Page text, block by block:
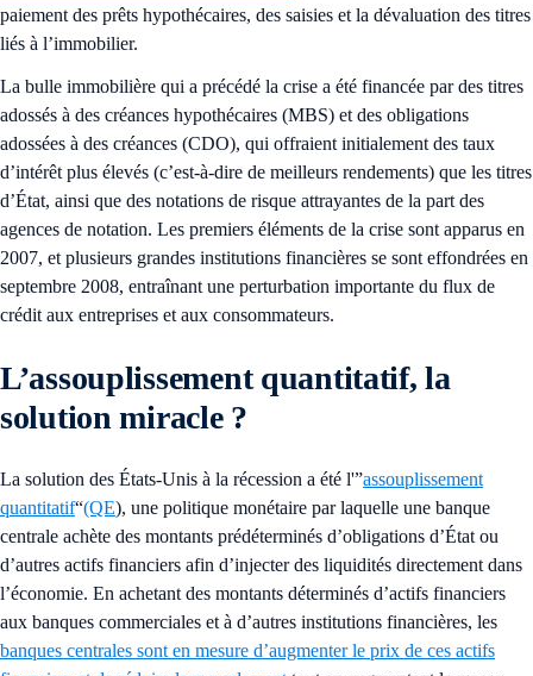
paiement des prêts hypothécaires, des saisies et la dévaluation des titres
liés à l’immobilier.
La bulle immobilière qui a précédé la crise a été financée par des titres
adossés à des créances hypothécaires (MBS) et des obligations
adossées à des créances (CDO), qui offraient initialement des taux
d’intérêt plus élevés (c’est-à-dire de meilleurs rendements) que les titres
d’État, ainsi que des notations de risque attrayantes de la part des
agences de notation. Les premiers éléments de la crise sont apparus en
2007, et plusieurs grandes institutions financières se sont effondrées en
septembre 2008, entraînant une perturbation importante du flux de
crédit aux entreprises et aux consommateurs.
L’assouplissement quantitatif, la
solution miracle ?
La solution des États-Unis à la récession a été l'”assouplissement
quantitatif“(QE), une politique monétaire par laquelle une banque
centrale achète des montants prédéterminés d’obligations d’État ou
d’autres actifs financiers afin d’injecter des liquidités directement dans
l’économie. En achetant des montants déterminés d’actifs financiers
aux banques commerciales et à d’autres institutions financières, les
banques centrales sont en mesure d’augmenter le prix de ces actifs